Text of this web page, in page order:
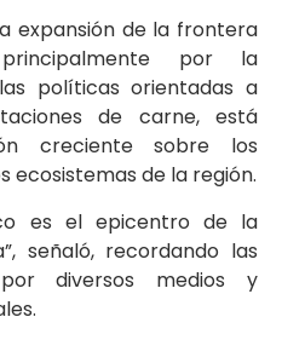
expansión de la frontera
por la
políticas orientadas a
de carne, está
creciente sobre los
ecosistemas de la región.
es el epicentro de la
señaló, recordando las
diversos medios y